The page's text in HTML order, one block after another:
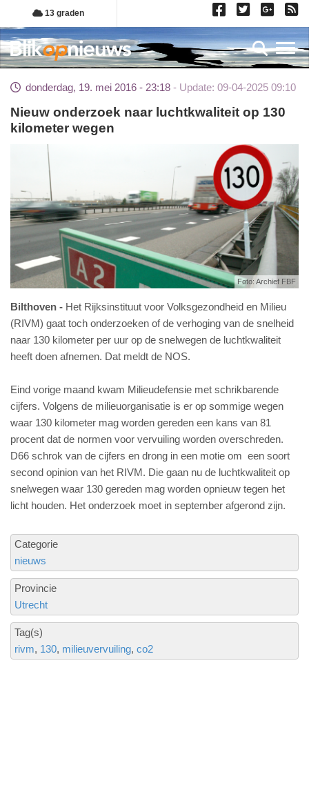
Overslaan
en
naar
de
gaan
13 graden
donderdag, 19. mei 2016 - 23:18 Update: 09-04-2025 09:10
Nieuw onderzoek naar luchtkwaliteit op 130
kilometer wegen
Foto: Archief FBF
Bilthoven
Het Rijksinstituut voor Volksgezondheid en Milieu
(RIVM) gaat toch onderzoeken of de verhoging van de snelheid
naar 130 kilometer per uur op de snelwegen de luchtkwaliteit
heeft doen afnemen. Dat meldt de NOS.
Eind vorige maand kwam Milieudefensie met schrikbarende
cijfers. Volgens de milieuorganisatie is er op sommige wegen
waar 130 kilometer mag worden gereden een kans van 81
procent dat de normen voor vervuiling worden overschreden.
D66 schrok van de cijfers en drong in een motie om een soort
second opinion van het RIVM. Die gaan nu de luchtkwaliteit op
snelwegen waar 130 gereden mag worden opnieuw tegen het
licht houden. Het onderzoek moet in september afgerond zijn.
Categorie
nieuws
Provincie
Utrecht
Tag(s)
rivm 130 milieuvervuiling co2